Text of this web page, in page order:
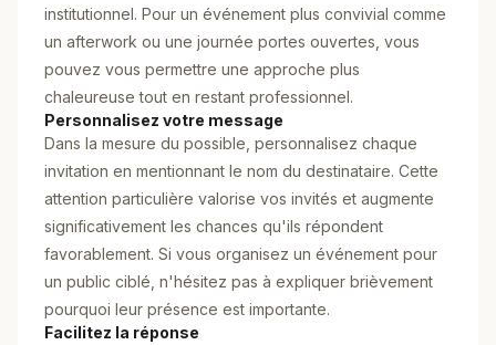
institutionnel. Pour un événement plus convivial comme
un afterwork ou une journée portes ouvertes, vous
pouvez vous permettre une approche plus
chaleureuse tout en restant professionnel.
Personnalisez votre message
Dans la mesure du possible, personnalisez chaque
invitation en mentionnant le nom du destinataire. Cette
attention particulière valorise vos invités et augmente
significativement les chances qu'ils répondent
favorablement. Si vous organisez un événement pour
un public ciblé, n'hésitez pas à expliquer brièvement
pourquoi leur présence est importante.
Facilitez la réponse